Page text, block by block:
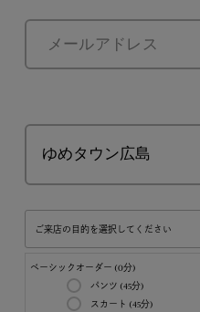
ご来店の目的を選択してください
ベーシックオーダー (0分)
パンツ (45分)
スカート (45分)